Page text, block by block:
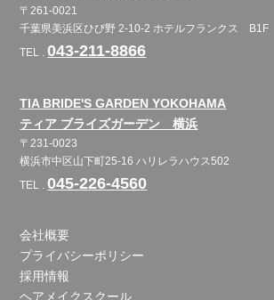
〒261-0021
千葉県美浜区ひび野 2-10-2 ホテルフランクス B1F
TEL .043-211-8866
TIA BRIDE'S GARDEN YOKOHAMA
ティア ブライズガーデン 横浜
〒231-0023
横浜市中区山下町25-16 ハリレラハウス502
TEL .045-226-4560
会社概要
プライバシーポリシー
採用情報
ヘアメイクスクール